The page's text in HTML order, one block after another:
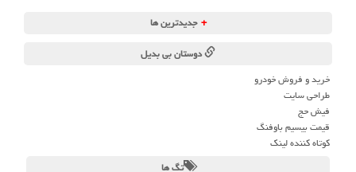
+ جدیدترین ها
دوستان بی بدیل
خرید و فروش خودرو
طراحی سایت
فیش حج
قیمت بیسیم باوفنگ
کوتاه کننده لینک
تگ ها